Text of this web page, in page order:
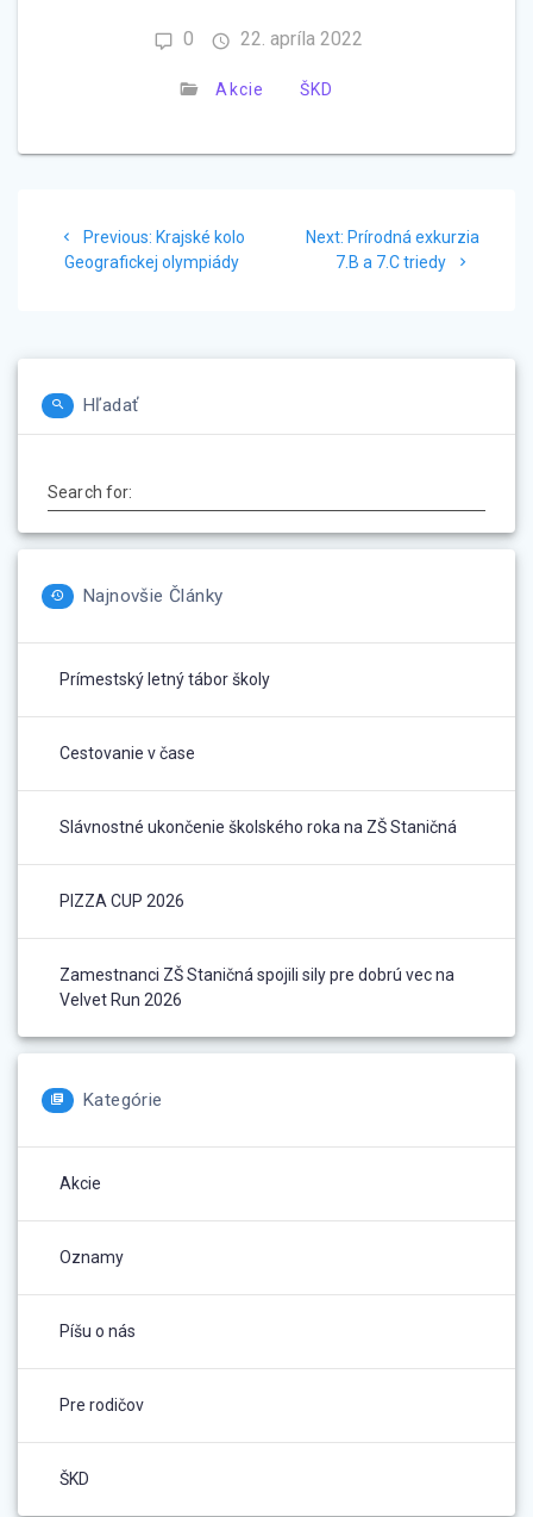
0 22. apríla 2022
Akcie ŠKD
Previous: Previous
post:
Krajské kolo
Geografickej olympiády
Next: Next
post:
Prírodná exkurzia
7.B a 7.C triedy
Hľadať
Search for:
Najnovšie Články
Prímestský letný tábor školy
Cestovanie v čase
Slávnostné ukončenie školského roka na ZŠ Staničná
PIZZA CUP 2026
Zamestnanci ZŠ Staničná spojili sily pre dobrú vec na
Velvet Run 2026
Kategórie
Akcie
Oznamy
Píšu o nás
Pre rodičov
ŠKD